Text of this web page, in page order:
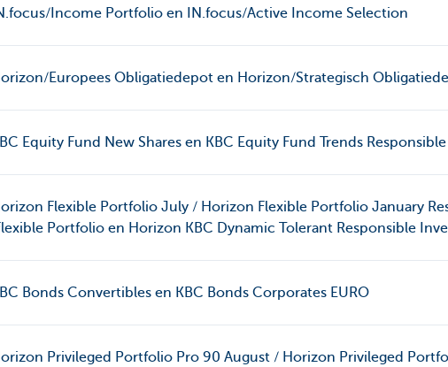
Income Portfolio en IN.focus/Active Income Selection
Europees Obligatiedepot en Horizon/Strategisch
Equity Fund New Shares en KBC Equity Fund Trends
Flexible Portfolio July / Horizon Flexible Portfolio January
Portfolio en Horizon KBC Dynamic Tolerant Responsible
Bonds Convertibles en KBC Bonds Corporates EURO
Privileged Portfolio Pro 90 August / Horizon Privileged